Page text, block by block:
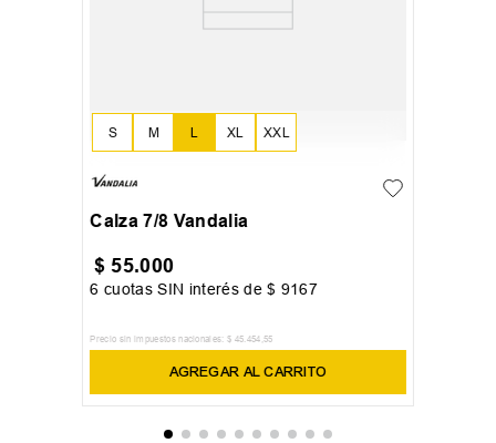
S L
M XL XXL
Calza 7/8 Vandalia
$ 55.000
6 cuotas SIN interés de$ 9167
Precio sin impuestos nacionales: $ 45.454 ,55
AGREGAR AL CARRITO